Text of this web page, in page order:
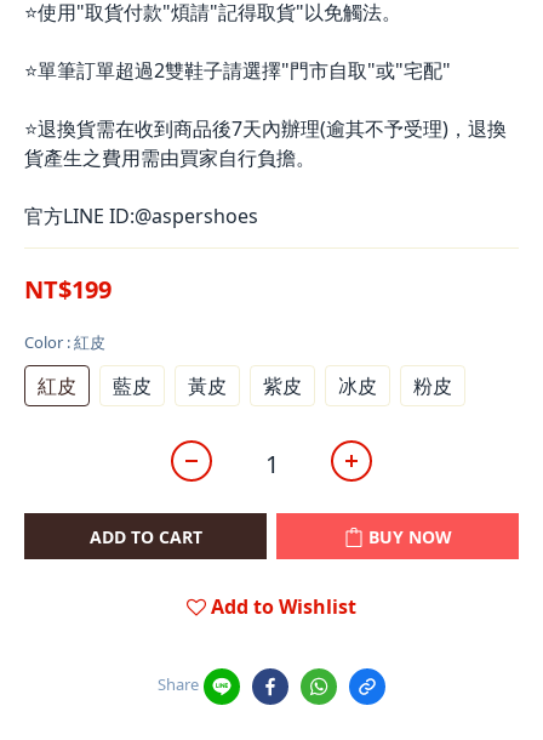
⭐使用"取貨付款"煩請"記得取貨"以免觸法。
⭐單筆訂單超過2雙鞋子請選擇"門市自取"或"宅配"
⭐退換貨需在收到商品後7天內辦理(逾其不予受理)，退換
貨產生之費用需由買家自行負擔。
官方LINE ID:@aspershoes
NT$199
Color : 紅皮
紅皮 藍皮 黃皮 紫皮 冰皮 粉皮
ADD TO CART BUY NOW
Add to Wishlist
Share